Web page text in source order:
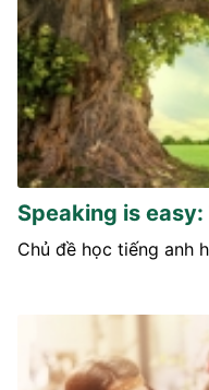
Speaking is easy:
Chủ đề học tiếng anh